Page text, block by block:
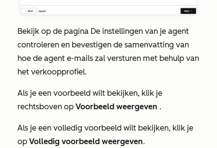
Bekijk op de pagina De instellingen van je agent
controleren en bevestigen de samenvatting van
hoe de agent e-mails zal versturen met behulp van
het verkoopprofiel.
Als je een voorbeeld wilt bekijken, klik je
rechtsboven op Voorbeeld weergeven .
Als je een volledig voorbeeld wilt bekijken, klik je
op Volledig voorbeeld weergeven.